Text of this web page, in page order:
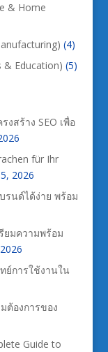
& Home
(4)
& Education) (5)
สร้าง SEO เพื่อ
für Ihr
2026
รนด์ได้ง่าย พร้อม
ยมความพร้อม
ย์การใช้งานใน
ต้องการของ
Guide to